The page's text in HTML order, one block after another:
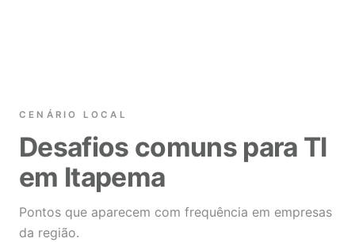
CENÁRIO LOCAL
Desafios comuns para TI
em Itapema
Pontos que aparecem com frequência em empresas
da região.